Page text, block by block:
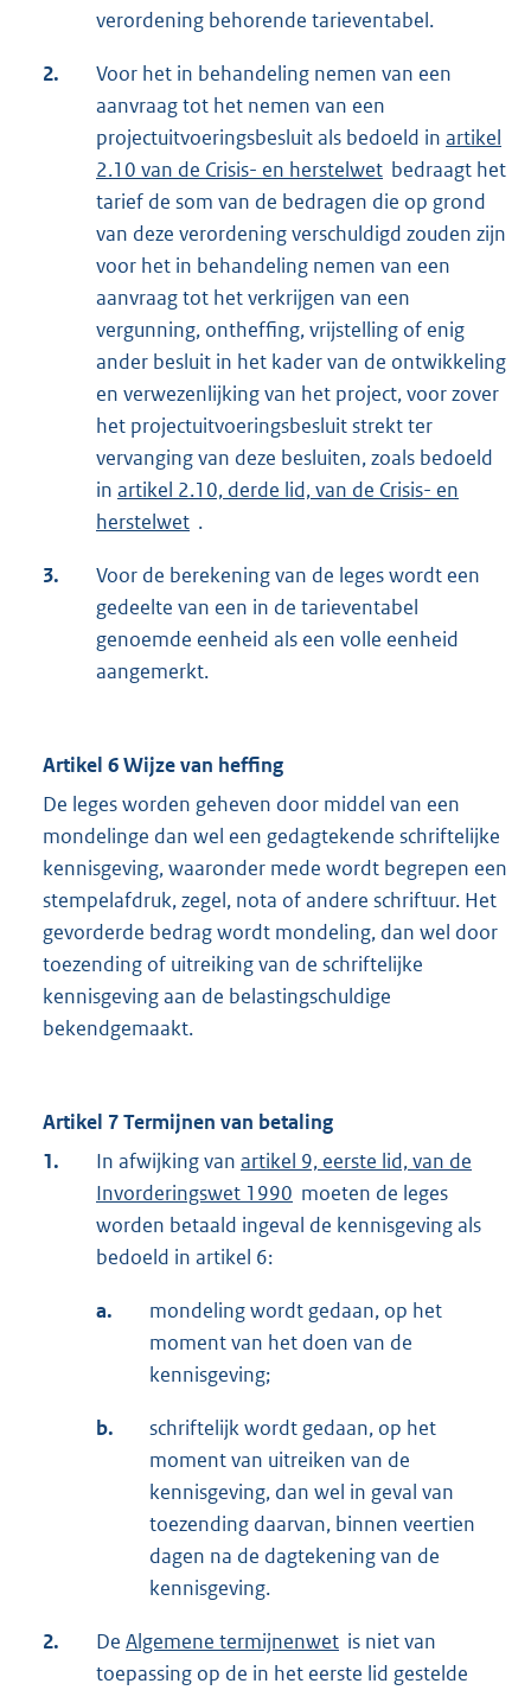
verordening behorende tarieventabel.
2.
Voor het in behandeling nemen van een
aanvraag tot het nemen van een
projectuitvoeringsbesluit als bedoeld in artikel
2.10 van de Crisis- en herstelwet bedraagt het
tarief de som van de bedragen die op grond
van deze verordening verschuldigd zouden zijn
voor het in behandeling nemen van een
aanvraag tot het verkrijgen van een
vergunning, ontheffing, vrijstelling of enig
ander besluit in het kader van de ontwikkeling
en verwezenlijking van het project, voor zover
het projectuitvoeringsbesluit strekt ter
vervanging van deze besluiten, zoals bedoeld
in artikel 2.10, derde lid, van de Crisis- en
herstelwet .
3.
Voor de berekening van de leges wordt een
gedeelte van een in de tarieventabel
genoemde eenheid als een volle eenheid
aangemerkt.
Artikel 6 Wijze van heffing
De leges worden geheven door middel van een
mondelinge dan wel een gedagtekende schriftelijke
kennisgeving, waaronder mede wordt begrepen een
stempelafdruk, zegel, nota of andere schriftuur. Het
gevorderde bedrag wordt mondeling, dan wel door
toezending of uitreiking van de schriftelijke
kennisgeving aan de belastingschuldige
bekendgemaakt.
Artikel 7 Termijnen van betaling
1.
In afwijking van artikel 9, eerste lid, van de
Invorderingswet 1990 moeten de leges
worden betaald ingeval de kennisgeving als
bedoeld in artikel 6:
a.
mondeling wordt gedaan, op het
moment van het doen van de
kennisgeving;
b.
schriftelijk wordt gedaan, op het
moment van uitreiken van de
kennisgeving, dan wel in geval van
toezending daarvan, binnen veertien
dagen na de dagtekening van de
kennisgeving.
2. De Algemene termijnenwet is niet van
toepassing op de in het eerste lid gestelde